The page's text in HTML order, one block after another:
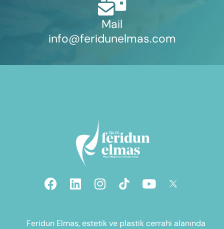
Mail
info@feridunelmas.com
Feridun Elmas, estetik ve plastik cerrahi alanında